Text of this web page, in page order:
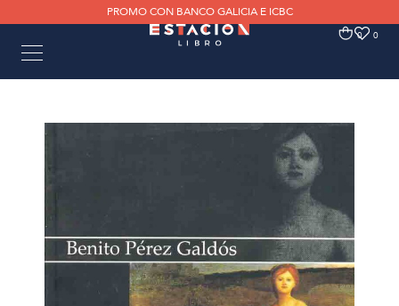
PROMO CON BANCO GALICIA E ICBC
0 0